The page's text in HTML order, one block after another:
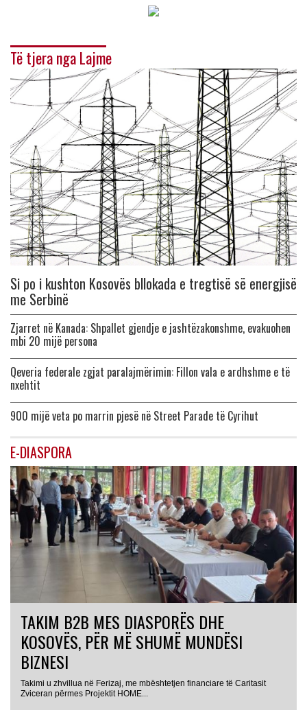
Të tjera nga Lajme
Si po i kushton Kosovës bllokada e tregtisë së energjisë
me Serbinë
Zjarret në Kanada: Shpallet gjendje e jashtëzakonshme, evakuohen
mbi 20 mijë persona
Qeveria federale zgjat paralajmërimin: Fillon vala e ardhshme e të
nxehtit
900 mijë veta po marrin pjesë në Street Parade të Cyrihut
E-DIASPORA
TAKIM B2B MES DIASPORËS DHE
KOSOVËS, PËR MË SHUMË MUNDËSI
BIZNESI
Takimi u zhvillua në Ferizaj, me mbështetjen financiare të Caritasit
Zviceran përmes Projektit HOME...